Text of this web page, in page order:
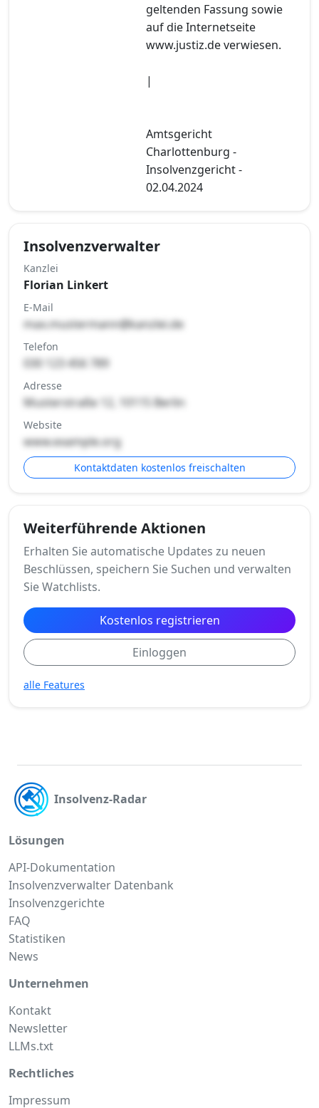
geltenden Fassung sowie
auf die Internetseite
www.justiz.de verwiesen.
|
Amtsgericht
Charlottenburg -
Insolvenzgericht -
02.04.2024
Insolvenzverwalter
Kanzlei
Florian Linkert
E-Mail
max.mustermann@kanzlei.de
Telefon
030 123 456 789
Adresse
Musterstraße 12, 10115 Berlin
Website
www.example.org
Kontaktdaten kostenlos freischalten
Weiterführende Aktionen
Erhalten Sie automatische Updates zu neuen
Beschlüssen, speichern Sie Suchen und verwalten
Sie Watchlists.
Kostenlos registrieren
Einloggen
alle Features
Insolvenz-Radar
Lösungen
API-Dokumentation
Insolvenzverwalter Datenbank
Insolvenzgerichte
FAQ
Statistiken
News
Unternehmen
Kontakt
Newsletter
LLMs.txt
Rechtliches
Impressum